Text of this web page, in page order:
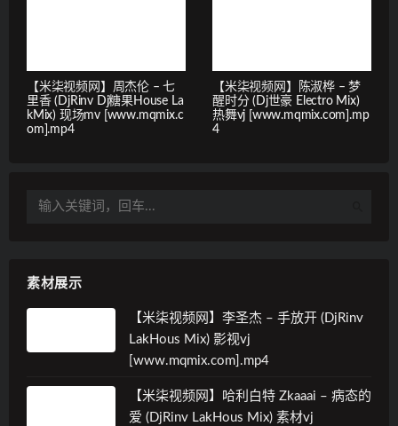
【米柒视频网】周杰伦 – 七
里香 (DjRinv Dj糖果House La
kMix) 现场mv [www.mqmix.c
om].mp4
【米柒视频网】陈淑桦 – 梦
醒时分 (Dj世豪 Electro Mix)
热舞vj [www.mqmix.com].mp
4
素材展示
【米柒视频网】李圣杰 – 手放开 (DjRinv
LakHous Mix) 影视vj
[www.mqmix.com].mp4
【米柒视频网】哈利白特 Zkaaai – 病态的
爱 (DjRinv LakHous Mix) 素材vj